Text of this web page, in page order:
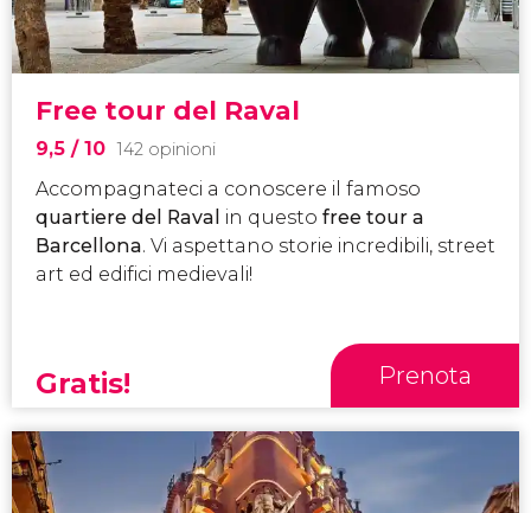
Free tour del Raval
9,5 / 10 142 opinioni
Accompagnateci a conoscere il famoso
quartiere del Raval in questo free tour a
Barcellona. Vi aspettano storie incredibili, street
art ed edifici medievali!
Gratis! Prenota